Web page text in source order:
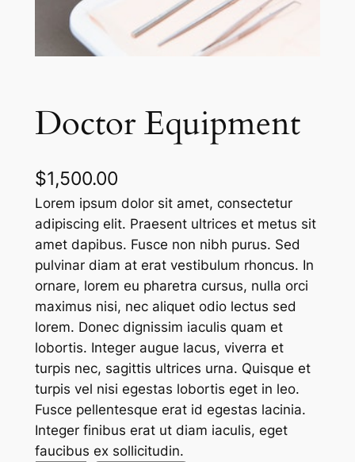
Doctor Equipment
$1,500.00
Lorem ipsum dolor sit amet, consectetur
adipiscing elit. Praesent ultrices et metus sit
amet dapibus. Fusce non nibh purus. Sed
pulvinar diam at erat vestibulum rhoncus. In
ornare, lorem eu pharetra cursus, nulla orci
maximus nisi, nec aliquet odio lectus sed
lorem. Donec dignissim iaculis quam et
lobortis. Integer augue lacus, viverra et
turpis nec, sagittis ultrices urna. Quisque et
turpis vel nisi egestas lobortis eget in leo.
Fusce pellentesque erat id egestas lacinia.
Integer finibus erat ut diam iaculis, eget
faucibus ex sollicitudin.